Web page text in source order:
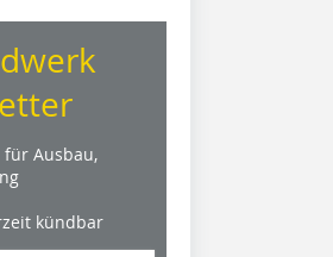
Ausbau,
kündbar